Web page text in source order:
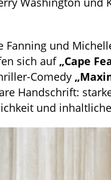
Fanning und
sich auf „Cape
Comedy
Handschrift:
und